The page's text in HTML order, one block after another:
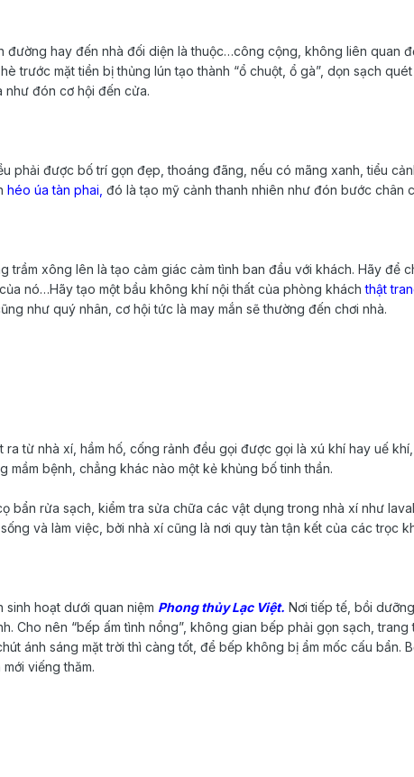
hay đến nhà đối diện là thuộc…công cộng, không liên quan
trước mặt tiền bị thủng lún tạo thành “ổ chuột, ổ gà”, dọn sạch
như đón cơ hội đến cửa.
phải được bố trí gọn đẹp, thoáng đãng, nếu có mãng xanh, tiểu
héo úa tàn phai, đó là tạo mỹ cảnh thanh nhiên như đón bước chân
trầm xông lên là tạo cảm giác cảm tình ban đầu với khách. Hãy để
nó…Hãy tạo một bầu không khí nội thất của phòng kháchthật
như quý nhân, cơ hội tức là may mắn sẽ thường đến chơi nhà.
từ nhà xí, hầm hố, cống rảnh đều gọi được gọi là xú khí hay uế
mầm bệnh, chẳng khác nào một kẻ khủng bố tinh thần.
cọ bẩn rửa sạch, kiểm tra sửa chữa các vật dụng trong nhà xí như
và làm việc, bởi nhà xí cũng là nơi quy tàn tận kết của các trọc
sinh hoạt dưới quan niệm Phong thủy Lạc Việt. Nơi tiếp tế, bồi
Cho nên “bếp ấm tình nồng”, không gian bếp phải gọn sạch,
ánh sáng mặt trời thì càng tốt, để bếp không bị ẩm mốc cấu bẩn.
viếng thăm.